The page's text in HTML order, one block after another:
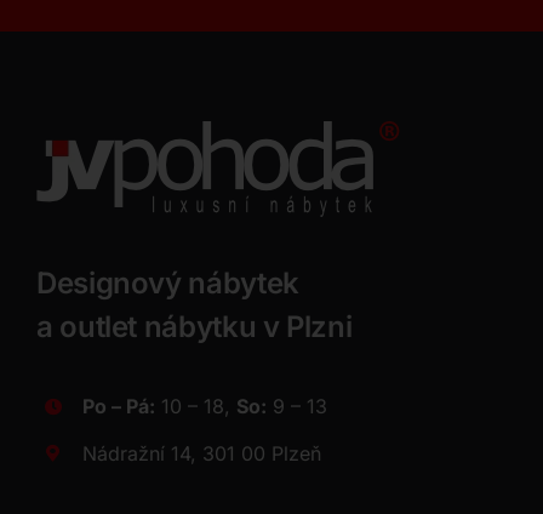
Designový nábytek
a outlet nábytku v Plzni
Po – Pá: 10 – 18, So: 9 – 13
Nádražní 14, 301 00 Plzeň